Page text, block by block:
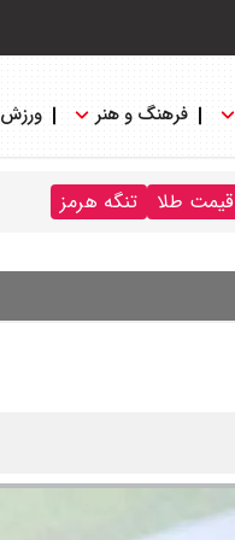
فرهنگ و هنر ورزش
قیمت طلا تنگه هرمز